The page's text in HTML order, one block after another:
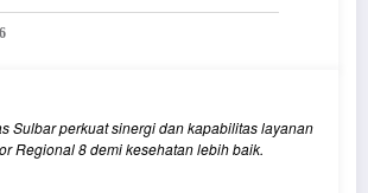
Sulbar perkuat sinergi dan kapabilitas layanan
Regional 8 demi kesehatan lebih baik.